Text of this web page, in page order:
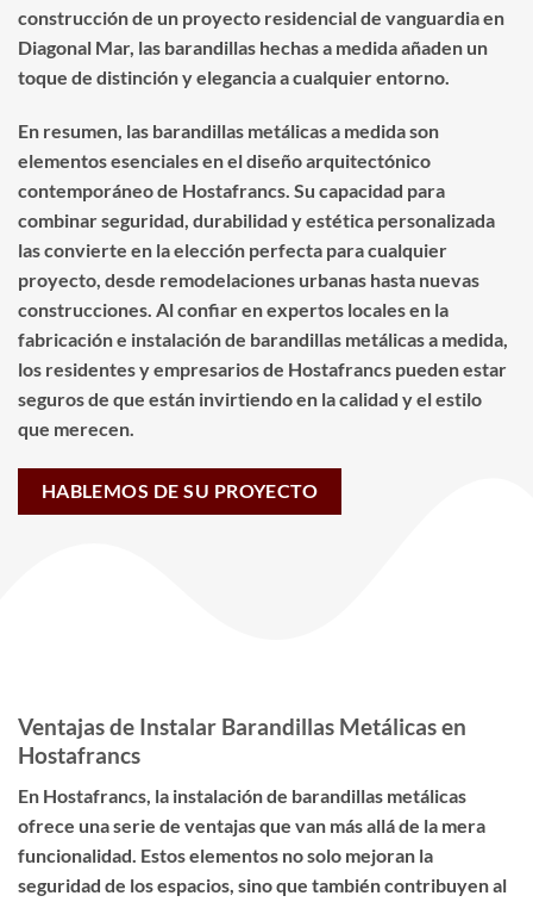
construcción de un proyecto residencial de vanguardia en
Diagonal Mar, las barandillas hechas a medida añaden un
toque de distinción y elegancia a cualquier entorno.
En resumen, las barandillas metálicas a medida son
elementos esenciales en el diseño arquitectónico
contemporáneo de Hostafrancs. Su capacidad para
combinar seguridad, durabilidad y estética personalizada
las convierte en la elección perfecta para cualquier
proyecto, desde remodelaciones urbanas hasta nuevas
construcciones. Al confiar en expertos locales en la
fabricación e instalación de barandillas metálicas a medida,
los residentes y empresarios de Hostafrancs pueden estar
seguros de que están invirtiendo en la calidad y el estilo
que merecen.
HABLEMOS DE SU PROYECTO
Ventajas de Instalar Barandillas Metálicas en
Hostafrancs
En Hostafrancs, la instalación de barandillas metálicas
ofrece una serie de ventajas que van más allá de la mera
funcionalidad. Estos elementos no solo mejoran la
seguridad de los espacios, sino que también contribuyen al